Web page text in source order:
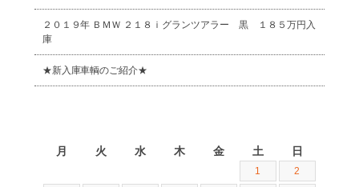
２０１９年 ＢＭＷ ２１８ｉグランツアラー 黒 １８５万円入
庫
★新入庫車輌のご紹介★
月 火 水 木 金 土 日
1 2